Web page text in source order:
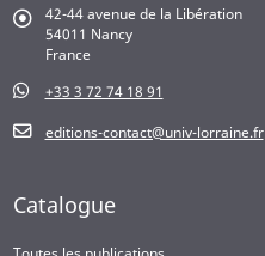
42-44 avenue de la Libération
54011 Nancy
France
+33 3 72 74 18 91
editions-contact@univ-lorraine.fr
Catalogue